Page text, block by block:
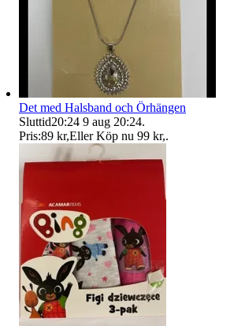
Det med Halsband och Örhängen
Sluttid20:24 9 aug 20:24.
Pris:89 kr,Eller Köp nu 99 kr,.